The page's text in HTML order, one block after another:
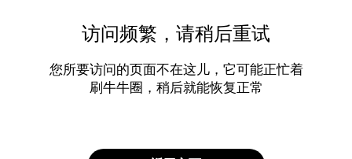
访问频繁，请稍后重试
您所要访问的页面不在这儿，它可能正忙着
刷牛牛圈，稍后就能恢复正常